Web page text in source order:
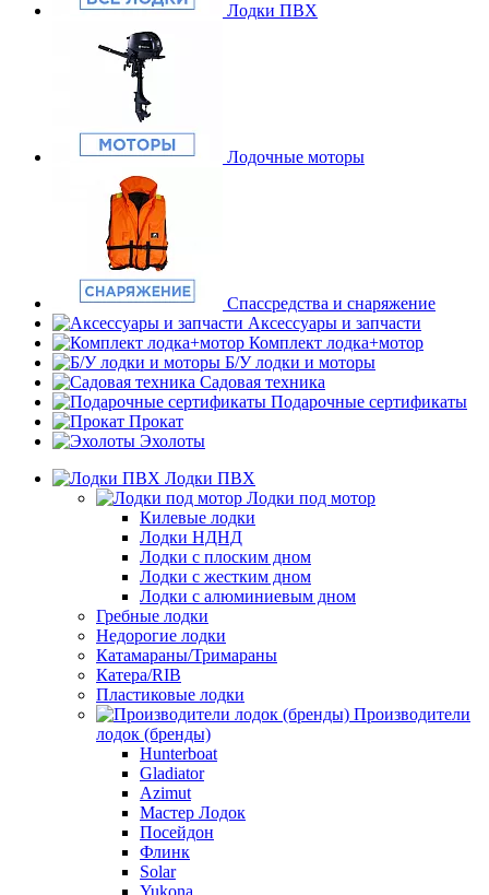
Лодки ПВХ
Лодочные моторы
Спассредства и снаряжение
Аксессуары и запчасти
Комплект лодка+мотор
Б/У лодки и моторы
Садовая техника
Подарочные сертификаты
Прокат
Эхолоты
Лодки ПВХ
Лодки под мотор
Килевые лодки
Лодки НДНД
Лодки с плоским дном
Лодки с жестким дном
Лодки с алюминиевым дном
Гребные лодки
Недорогие лодки
Катамараны/Тримараны
Катера/RIB
Пластиковые лодки
Производители
лодок (бренды)
Hunterboat
Gladiator
Azimut
Мастер Лодок
Посейдон
Флинк
Solar
Yukona